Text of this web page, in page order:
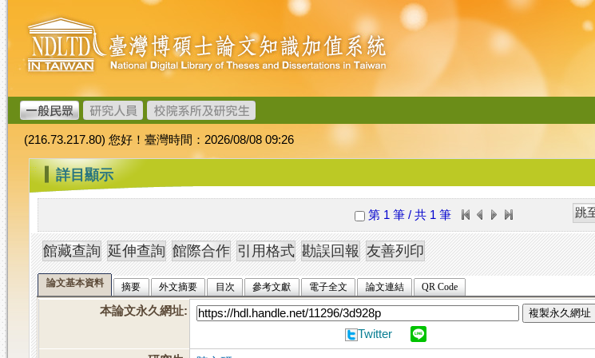
跳
到
主
要
內
容
臺
灣
博
碩
士
論
文
加
值
系
統
(216.73.217.80) 您好！臺灣時間：2026/08/08 09:26
::: 詳目顯示
第 1 筆 / 共 1 筆
論文基本資料 摘要 外文摘要 目次 參考文獻 電子全文 論文連結 QR Code
本論文永久網址: 複製永久網址
Twitter